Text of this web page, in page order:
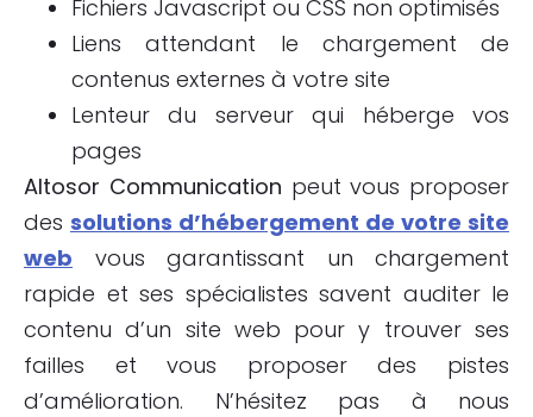
Fichiers Javascript ou CSS non optimisés
Liens attendant le chargement de
contenus externes à votre site
Lenteur du serveur qui héberge vos
pages
Altosor Communication peut vous proposer
des solutions d’hébergement de votre site
web vous garantissant un chargement
rapide et ses spécialistes savent auditer le
contenu d’un site web pour y trouver ses
failles et vous proposer des pistes
d’amélioration. N’hésitez pas à nous